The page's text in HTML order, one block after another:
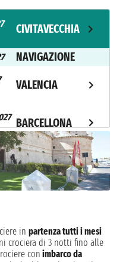
CIVITAVECCHIA
NAVIGAZIONE
VALENCIA
BARCELLONA
MARSIGLIA
LIVORNO
in partenza tutti i mesi
crociera di 3 notti fino alle
con imbarco da